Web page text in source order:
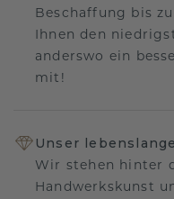
Beschaffung bis
Ihnen den
anderswo ein
mit!
Unser
Wir stehen hinter
Handwerkskunst